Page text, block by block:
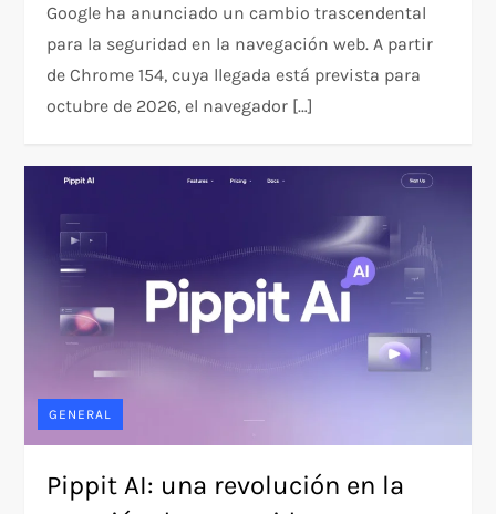
Google ha anunciado un cambio trascendental
para la seguridad en la navegación web. A partir
de Chrome 154, cuya llegada está prevista para
octubre de 2026, el navegador […]
GENERAL
Pippit AI: una revolución en la